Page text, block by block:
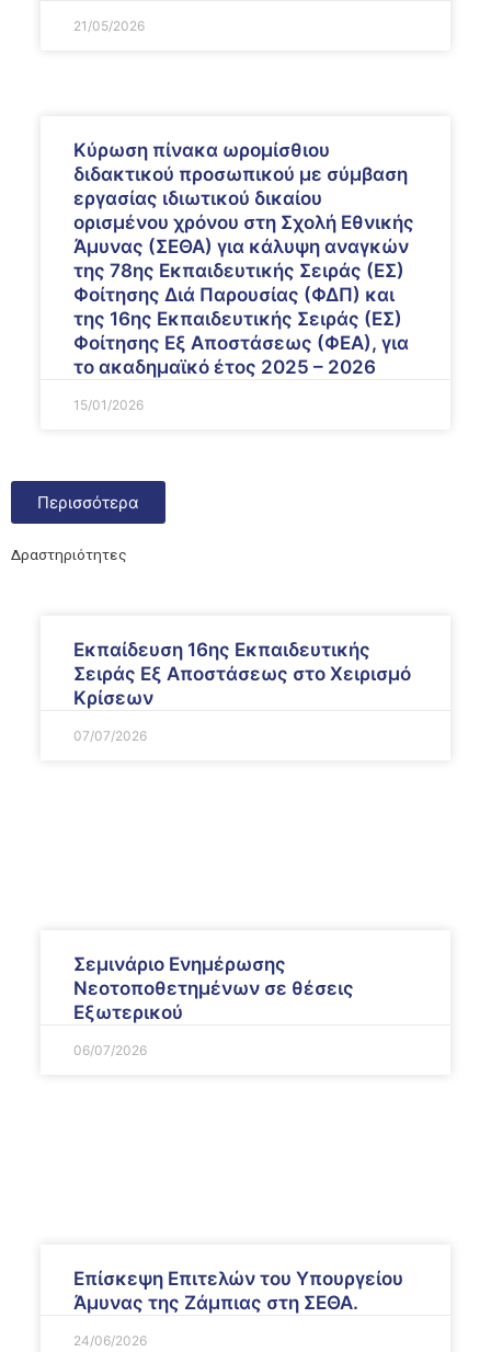
21/05/2026
Κύρωση πίνακα ωρομίσθιου
διδακτικού προσωπικού με σύμβαση
εργασίας ιδιωτικού δικαίου
ορισμένου χρόνου στη Σχολή Εθνικής
Άμυνας (ΣΕΘΑ) για κάλυψη αναγκών
της 78ης Εκπαιδευτικής Σειράς (ΕΣ)
Φοίτησης Διά Παρουσίας (ΦΔΠ) και
της 16ης Εκπαιδευτικής Σειράς (ΕΣ)
Φοίτησης Εξ Αποστάσεως (ΦΕΑ), για
το ακαδημαϊκό έτος 2025 – 2026
15/01/2026
Περισσότερα
Δραστηριότητες
Εκπαίδευση 16ης Εκπαιδευτικής
Σειράς Εξ Αποστάσεως στο Χειρισμό
Κρίσεων
07/07/2026
Σεμινάριο Ενημέρωσης
Νεοτοποθετημένων σε θέσεις
Εξωτερικού
06/07/2026
Επίσκεψη Επιτελών του Υπουργείου
Άμυνας της Ζάμπιας στη ΣΕΘΑ.
24/06/2026